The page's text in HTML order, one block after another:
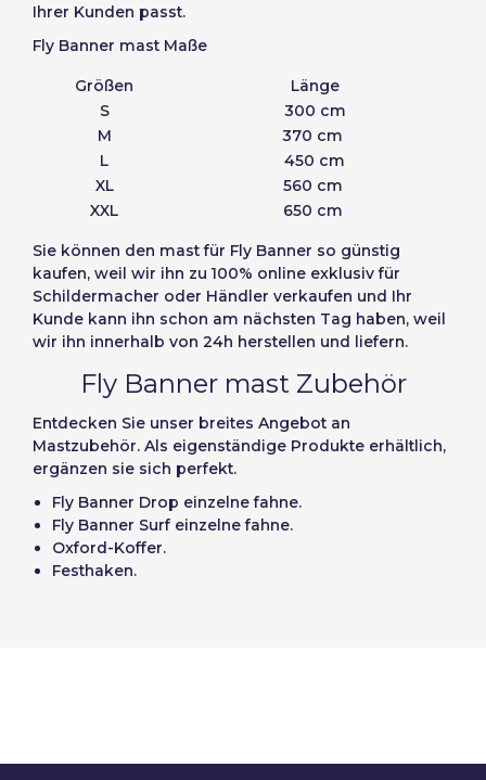
Ihrer Kunden passt.
Fly Banner mast Maße
Größen
Länge
S
300 cm
M
370 cm
L
450 cm
XL
560 cm
XXL
650 cm
Sie können den mast für Fly Banner so günstig
kaufen, weil wir ihn zu 100% online exklusiv für
Schildermacher oder Händler verkaufen und Ihr
Kunde kann ihn schon am nächsten Tag haben, weil
wir ihn innerhalb von 24h herstellen und liefern.
Fly Banner mast Zubehör
Entdecken Sie unser breites Angebot an
Mastzubehör. Als eigenständige Produkte erhältlich,
ergänzen sie sich perfekt.
Fly Banner Drop einzelne fahne.
Fly Banner Surf einzelne fahne.
Oxford-Koffer.
Festhaken.